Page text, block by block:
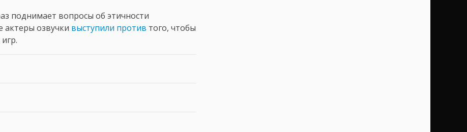
поднимает вопросы об этичности
актеры озвучки выступили против того, чтобы